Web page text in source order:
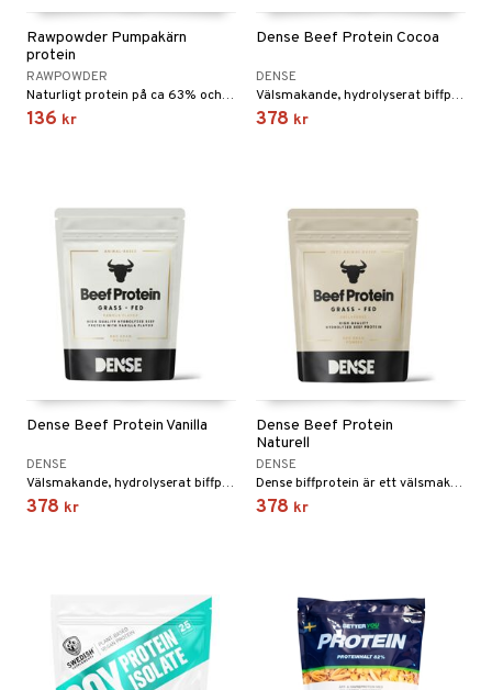
Rawpowder Pumpakärn
protein
RAWPOWDER
Naturligt protein på ca 63% och helt utan tillsatser.
136 kr
Dense Beef Protein Cocoa
DENSE
Välsmakande, hydrolyserat biffprotein utan hormoner, antibiotika eller pesticider. Dessutom helt utan allergener.
378 kr
Dense Beef Protein Vanilla
DENSE
Välsmakande, hydrolyserat biffprotein utan hormoner, antibiotika eller pesticider.
378 kr
Dense Beef Protein
Naturell
DENSE
Dense biffprotein är ett välsmakande, hydrolyserat biffprotein utan hormoner, antibiotika eller pesticider.
378 kr
svar